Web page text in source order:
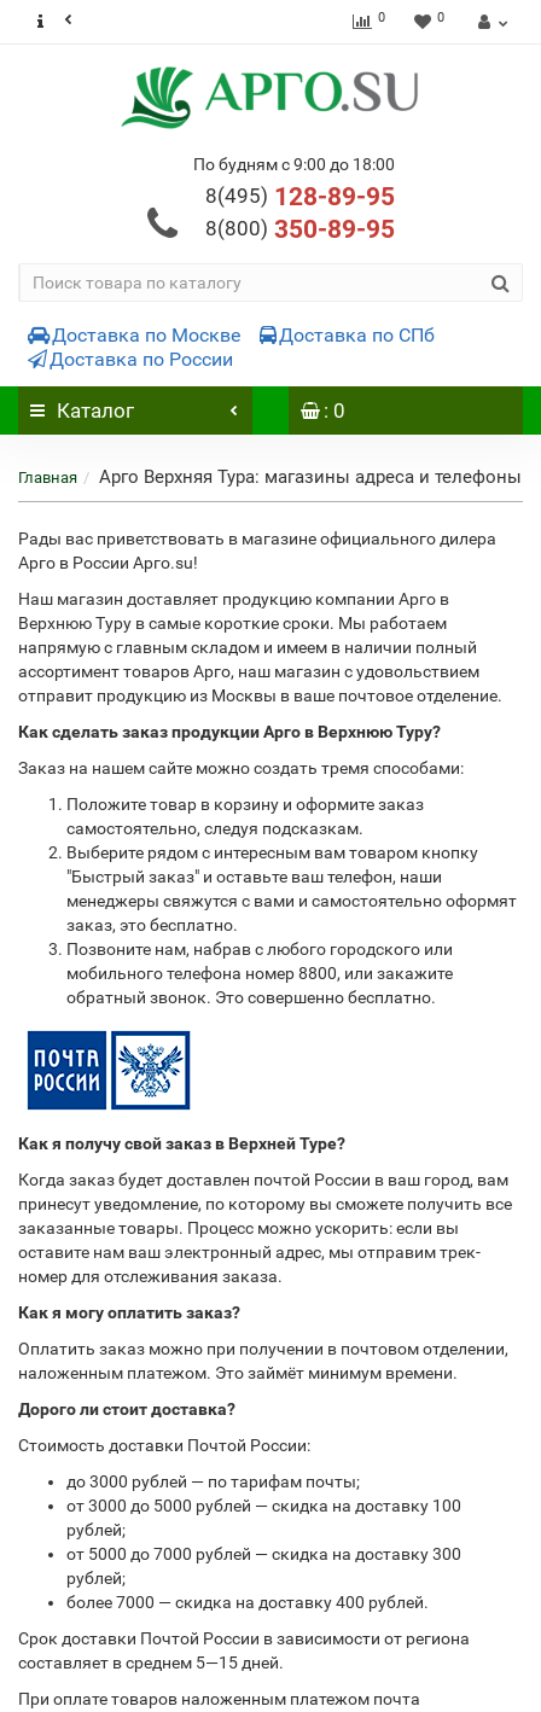
0 0
По будням с 9:00 до 18:00
8(495) 128-89-95
8(800) 350-89-95
Доставка по Москве
Доставка по СПб
Доставка по России
Каталог : 0
Главная Арго Верхняя Тура: магазины адреса и телефоны
Рады вас приветствовать в магазине официального дилера
Арго в России Арго.su!
Наш магазин доставляет продукцию компании Арго в
Верхнюю Туру в самые короткие сроки. Мы работаем
напрямую с главным складом и имеем в наличии полный
ассортимент товаров Арго, наш магазин с удовольствием
отправит продукцию из Москвы в ваше почтовое отделение.
Как сделать заказ продукции Арго в Верхнюю Туру?
Заказ на нашем сайте можно создать тремя способами:
Положите товар в корзину и оформите заказ
самостоятельно, следуя подсказкам.
Выберите рядом с интересным вам товаром кнопку
"Быстрый заказ" и оставьте ваш телефон, наши
менеджеры свяжутся с вами и самостоятельно оформят
заказ, это бесплатно.
Позвоните нам, набрав с любого городского или
мобильного телефона номер 8800, или закажите
обратный звонок. Это совершенно бесплатно.
Как я получу свой заказ в Верхней Туре?
Когда заказ будет доставлен почтой России в ваш город, вам
принесут уведомление, по которому вы сможете получить все
заказанные товары. Процесс можно ускорить: если вы
оставите нам ваш электронный адрес, мы отправим трек-
номер для отслеживания заказа.
Как я могу оплатить заказ?
Оплатить заказ можно при получении в почтовом отделении,
наложенным платежом. Это займёт минимум времени.
Дорого ли стоит доставка?
Стоимость доставки Почтой России:
до 3000 рублей — по тарифам почты;
от 3000 до 5000 рублей — скидка на доставку 100
рублей;
от 5000 до 7000 рублей — скидка на доставку 300
рублей;
более 7000 — скидка на доставку 400 рублей.
Срок доставки Почтой России в зависимости от региона
составляет в среднем 5—15 дней.
При оплате товаров наложенным платежом почта